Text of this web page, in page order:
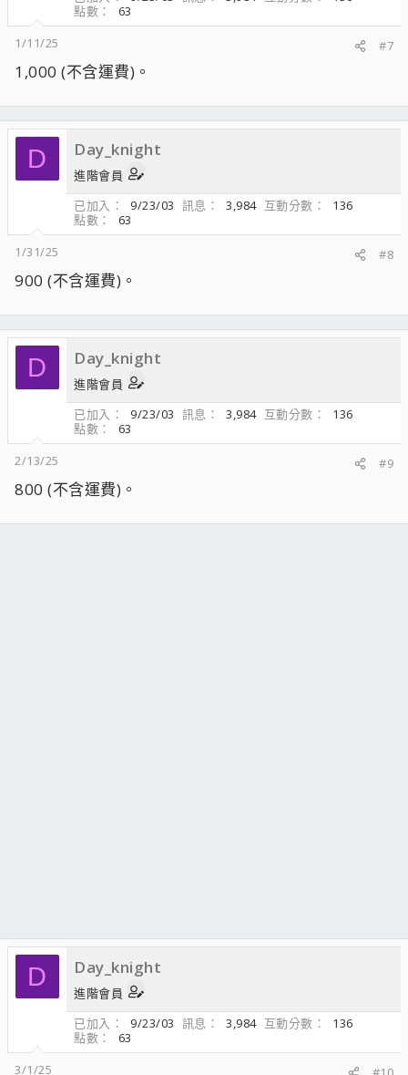
點數
63
1/11/25
#7
1,000 (不含運費)。
D Day_knight
進階會員
已加入
9/23/03 訊息 3,984 互動分數
136
點數
63
1/31/25
#8
900 (不含運費)。
D Day_knight
進階會員
已加入
9/23/03 訊息 3,984 互動分數
136
點數
63
2/13/25
#9
800 (不含運費)。
D Day_knight
進階會員
已加入
9/23/03 訊息 3,984 互動分數
136
點數
63
3/1/25